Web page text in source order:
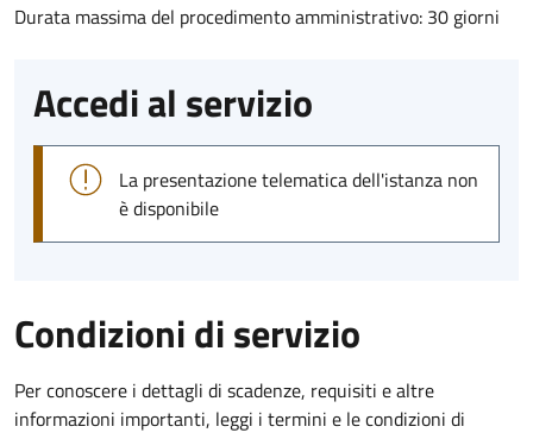
Durata massima del procedimento amministrativo: 30 giorni
Accedi al servizio
La presentazione telematica dell'istanza non
è disponibile
Condizioni di servizio
Per conoscere i dettagli di scadenze, requisiti e altre
informazioni importanti, leggi i termini e le condizioni di